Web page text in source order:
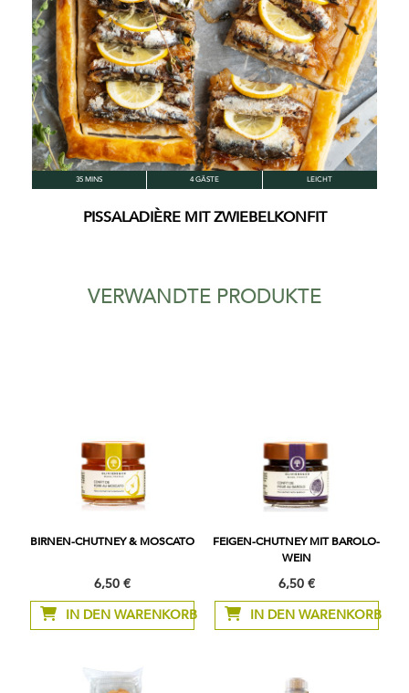
35 MINS 4 GÄSTE LEICHT
PISSALADIÈRE MIT ZWIEBELKONFIT
VERWANDTE PRODUKTE
BIRNEN-CHUTNEY & MOSCATO
6,50 €
IN DEN WARENKORB
FEIGEN-CHUTNEY MIT BAROLO-
WEIN
6,50 €
IN DEN WARENKORB